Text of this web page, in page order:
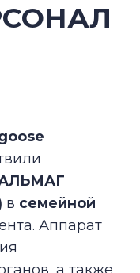
в семейной
Аппарат